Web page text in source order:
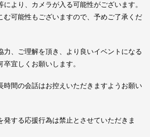
より、カメラが入る可能性がございます。
む可能性もございますので、予めご了承くだ
力、ご理解を頂き、より良いイベントになる
卒宜しくお願いします。
時間の会話はお控えいただきますようお願い
する応援行為は禁止とさせていただきま